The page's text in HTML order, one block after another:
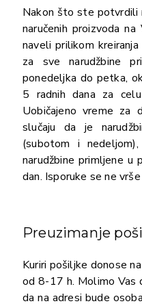
Nakon što ste potvrdili
naručenih proizvoda
naveli prilikom
za sve narudžbine
ponedeljka do petka,
5 radnih dana za
Uobičajeno vreme za
slučaju da je
(subotom i
narudžbine primljene u
dan. Isporuke se ne
Preuzimanje
Kuriri pošiljke donose
od 8-17 h. Molimo Vas
da na adresi bude